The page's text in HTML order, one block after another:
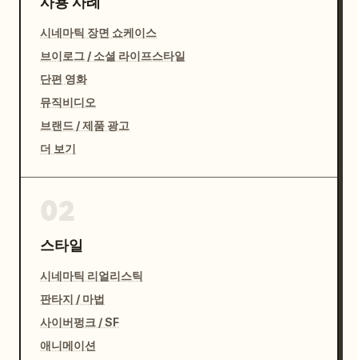
시네마틱 장면 쇼케이스
브이로그 / 소셜 라이프스타일
단편 영화
뮤직비디오
브랜드 / 제품 광고
더 보기
스타일
시네마틱 리얼리스틱
판타지 / 마법
사이버펑크 / SF
애니메이션